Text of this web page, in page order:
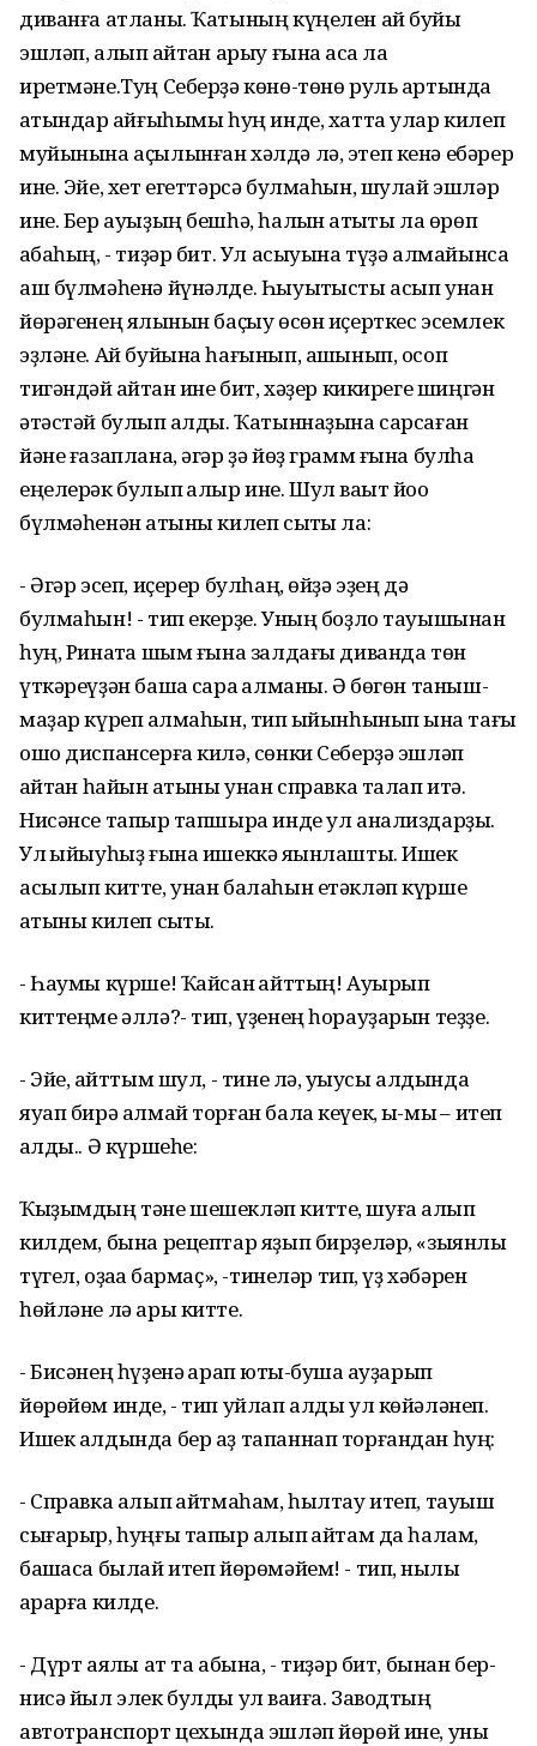
диванға атланы. Ҡатының күңелен ай буйы
эшләп, алып ҡайтҡан арыу ғына аҡса ла
иретмәне.Туң Себерҙә көнө-төнө руль артында
ҡатындар ҡайғыһымы һуң инде, хатта улар килеп
муйынына аҫылынған хәлдә лә, этеп кенә ебәрер
ине. Эйе, хет егеттәрсә булмаһын, шулай эшләр
ине. Бер ауыҙың бешһә, һалҡын ҡатыҡты ла өрөп
ҡабаһың, - тиҙәр бит. Ул асыуына түҙә алмайынса
аш бүлмәһенә йүнәлде. Һыуытҡысты асып унан
йөрәгенең ялҡынын баҫыу өсөн иҫерткес эсемлек
эҙләне. Ай буйына һағынып, ашҡынып, осоп
тигәндәй ҡайтҡан ине бит, хәҙер кикиреге шиңгән
әтәстәй булып ҡалды. Ҡатыннаҙына сарсаған
йәне ғазаплана, әгәр ҙә йөҙ грамм ғына булһа
еңелерәк булып ҡалыр ине. Шул ваҡыт йоҡо
бүлмәһенән ҡатыны килеп сыҡты ла:
- Әгәр эсеп, иҫерер булһаң, өйҙә эҙең дә
булмаһын! - тип екерҙе. Уның боҙло тауышынан
һуң, Ринатҡа шым ғына залдағы диванда төн
үткәреүҙән башҡа сара ҡалманы. Ә бөгөн таныш-
маҙар күреп ҡалмаһын, тип ҡыйынһынып ҡына тағы
ошо диспансерға килә, сөнки Себерҙә эшләп
ҡайтҡан һайын ҡатыны унан справка талап итә.
Нисәнсе тапҡыр тапшыра инде ул анализдарҙы.
Ул ҡыйыуһыҙ ғына ишеккә яҡынлашты. Ишек
асылып китте, унан балаһын етәкләп күрше
ҡатыны килеп сыҡты.
- Һаумы күрше! Ҡайсан ҡайттың! Ауырып
киттеңме әллә?- тип, үҙенең һорауҙарын теҙҙе.
- Эйе, ҡайттым шул, - тине лә, уҡыусы алдында
яуап бирә алмай торған бала кеүек, ыҡ-мыҡ – итеп
ҡалды.. Ә күршеһе:
Ҡыҙымдың тәне шешекләп китте, шуға алып
килдем, бына рецептар яҙып бирҙеләр, «зыянлы
түгел, оҙаҡҡа бармаҫ», -тинеләр тип, үҙ хәбәрен
һөйләне лә ары китте.
- Бисәнең һүҙенә ҡарап юҡты-бушҡа ауҙарып
йөрөйөм инде, - тип уйлап алды ул көйәләнеп.
Ишек алдында бер аҙ тапаннап торғандан һуң:
- Справка алып ҡайтмаһам, һылтау итеп, тауыш
сығарыр, һуңғы тапҡыр алып ҡайтам да һалам,
башҡаса былай итеп йөрөмәйем! - тип, ныҡлы
ҡарарға килде.
- Дүрт аяҡлы ат та абына, - тиҙәр бит, бынан бер-
нисә йыл элек булды ул ваҡиға. Заводтың
автотранспорт цехында эшләп йөрөй ине, уны